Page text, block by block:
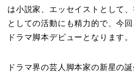
は小説家、エッセイストとして
としての活動にも精力的で、今
ドラマ脚本デビューとなります。
ドラマ界の芸人脚本家の新星の